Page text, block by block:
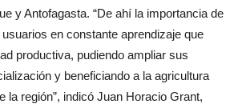
y Antofagasta. “De ahí la importancia de
en constante aprendizaje que
productiva, pudiendo ampliar sus
y beneficiando a la agricultura
la región”, indicó Juan Horacio Grant,